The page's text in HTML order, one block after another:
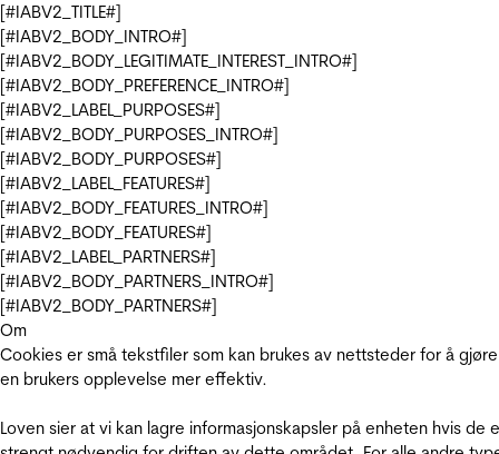
[#IABV2_TITLE#]
[#IABV2_BODY_INTRO#]
[#IABV2_BODY_LEGITIMATE_INTEREST_INTRO#]
[#IABV2_BODY_PREFERENCE_INTRO#]
[#IABV2_LABEL_PURPOSES#]
[#IABV2_BODY_PURPOSES_INTRO#]
[#IABV2_BODY_PURPOSES#]
[#IABV2_LABEL_FEATURES#]
[#IABV2_BODY_FEATURES_INTRO#]
[#IABV2_BODY_FEATURES#]
[#IABV2_LABEL_PARTNERS#]
[#IABV2_BODY_PARTNERS_INTRO#]
[#IABV2_BODY_PARTNERS#]
Om
Cookies er små tekstfiler som kan brukes av nettsteder for å gjøre
en brukers opplevelse mer effektiv.
Loven sier at vi kan lagre informasjonskapsler på enheten hvis de